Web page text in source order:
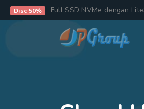
Disc 50% Full SSD NVMe dengan